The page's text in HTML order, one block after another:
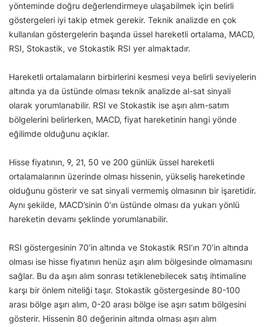
yönteminde doğru değerlendirmeye ulaşabilmek için belirli
göstergeleri iyi takip etmek gerekir. Teknik analizde en çok
kullanılan göstergelerin başında üssel hareketli ortalama, MACD,
RSI, Stokastik, ve Stokastik RSI yer almaktadır.
Hareketli ortalamaların birbirlerini kesmesi veya belirli seviyelerin
altında ya da üstünde olması teknik analizde al-sat sinyali
olarak yorumlanabilir. RSI ve Stokastik ise aşırı alım-satım
bölgelerini belirlerken, MACD, fiyat hareketinin hangi yönde
eğilimde olduğunu açıklar.
Hisse fiyatının, 9, 21, 50 ve 200 günlük üssel hareketli
ortalamalarının üzerinde olması hissenin, yükseliş hareketinde
olduğunu gösterir ve sat sinyali vermemiş olmasının bir işaretidir.
Aynı şekilde, MACD’sinin 0’ın üstünde olması da yukarı yönlü
hareketin devamı şeklinde yorumlanabilir.
RSI göstergesinin 70’in altında ve Stokastik RSI’ın 70’in altında
olması ise hisse fiyatının henüz aşırı alım bölgesinde olmamasını
sağlar. Bu da aşırı alım sonrası tetiklenebilecek satış ihtimaline
karşı bir önlem niteliği taşır. Stokastik göstergesinde 80-100
arası bölge aşırı alım, 0-20 arası bölge ise aşırı satım bölgesini
gösterir. Hissenin 80 değerinin altında olması aşırı alım